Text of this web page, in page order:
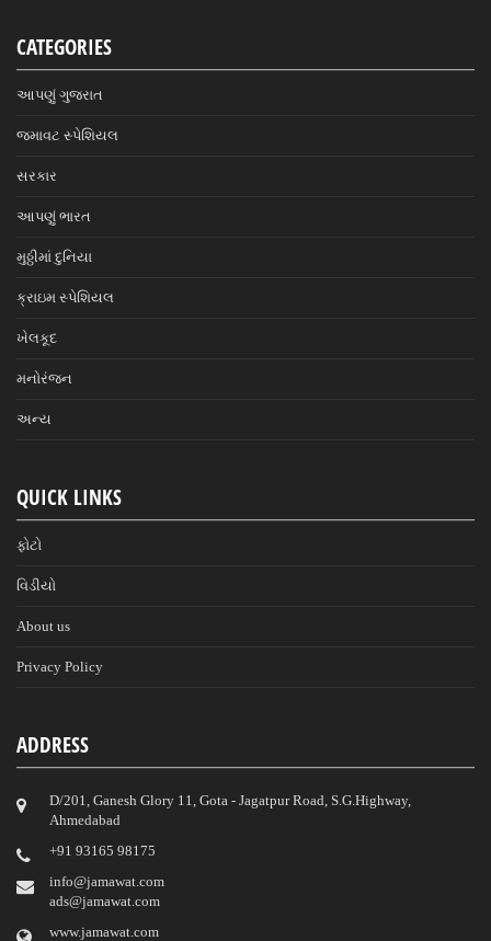
CATEGORIES
આપણું ગુજરાત
જમાવટ સ્પેશિયલ
સરકાર
આપણું ભારત
મુઠ્ઠીમાં દુનિયા
ક્રાઇમ સ્પેશિયલ
ખેલકૂદ
મનોરંજન
અન્ય
QUICK LINKS
ફોટો
વિડીયો
About us
Privacy Policy
ADDRESS
D/201, Ganesh Glory 11, Gota - Jagatpur Road, S.G.Highway,
Ahmedabad
‎+91 93165 98175
info@jamawat.com
ads@jamawat.com
www.jamawat.com